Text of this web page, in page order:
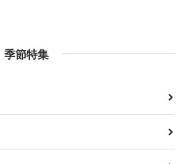
季節特集